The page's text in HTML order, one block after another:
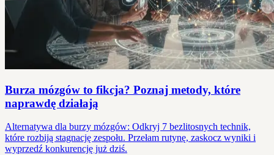
Burza mózgów to fikcja? Poznaj metody, które
naprawdę działają
Alternatywa dla burzy mózgów: Odkryj 7 bezlitosnych technik,
które rozbiją stagnację zespołu. Przełam rutynę, zaskocz wyniki i
wyprzedź konkurencję już dziś.